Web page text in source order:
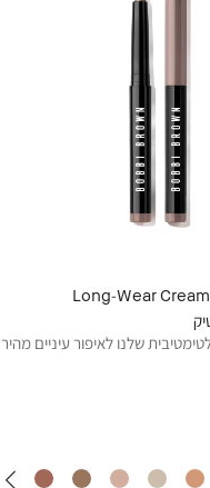
Long-Wear
שלנו לאיפור עיניים מהיר